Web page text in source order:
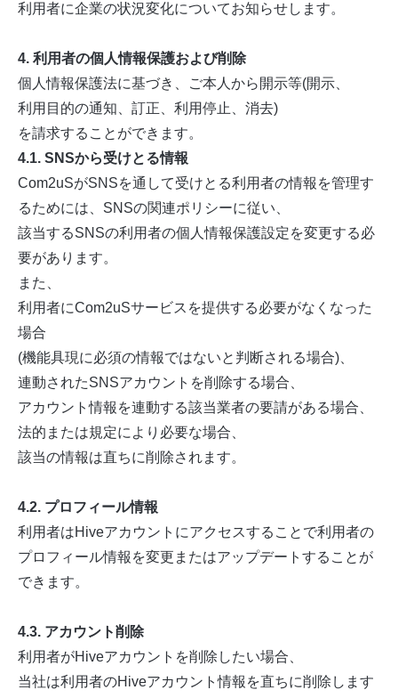
利用者に企業の状況変化についてお知らせします。
4. 利用者の個人情報保護および削除
個人情報保護法に基づき、ご本人から開示等(開示、
利用目的の通知、訂正、利用停止、消去)
を請求することができます。
4.1. SNSから受けとる情報
Com2uSがSNSを通して受けとる利用者の情報を管理す
るためには、SNSの関連ポリシーに従い、
該当するSNSの利用者の個人情報保護設定を変更する必
要があります。
また、
利用者にCom2uSサービスを提供する必要がなくなった
場合
(機能具現に必須の情報ではないと判断される場合)、
連動されたSNSアカウントを削除する場合、
アカウント情報を連動する該当業者の要請がある場合、
法的または規定により必要な場合、
該当の情報は直ちに削除されます。
4.2. プロフィール情報
利用者はHiveアカウントにアクセスすることで利用者の
プロフィール情報を変更またはアップデートすることが
できます。
4.3. アカウント削除
利用者がHiveアカウントを削除したい場合、
当社は利用者のHiveアカウント情報を直ちに削除します